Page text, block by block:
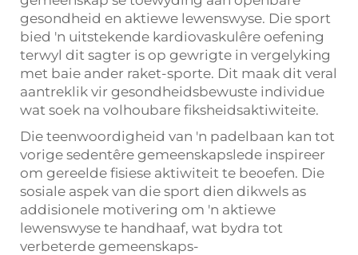
gesondheid en aktiewe lewenswyse. Die sport
bied 'n uitstekende kardiovaskulêre oefening
terwyl dit sagter is op gewrigte in vergelyking
met baie ander raket-sporte. Dit maak dit veral
aantreklik vir gesondheidsbewuste individue
wat soek na volhoubare fiksheidsaktiwiteite.
Die teenwoordigheid van 'n padelbaan kan tot
vorige sedentêre gemeenskapslede inspireer
om gereelde fisiese aktiwiteit te beoefen. Die
sosiale aspek van die sport dien dikwels as
addisionele motivering om 'n aktiewe
lewenswyse te handhaaf, wat bydra tot
verbeterde gemeenskaps-